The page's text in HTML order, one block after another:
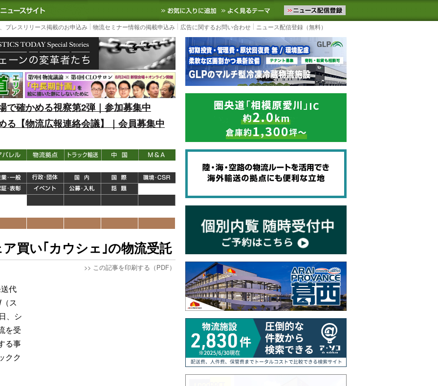
｜国内最大の物流ニュースサイト3PL, SCMなど国内外の最新の物流ニュースをお届けします。物流ニュースメール配信を登録す
お気に入りに追加 よく見るテーマ
プレスリリース掲載のお申込み 物流セミナー情報の掲載申込み 広告に関するお問い合わせ ニュース配信登録（無料）
で確かめる視察第2弾｜参加募集中
る【物流広報連絡会議】｜会員募集中
買い｢カウシェ｣の物流受託
>> この記事を印刷する（PDF）
代
ス
、シ
を受
る事
クク